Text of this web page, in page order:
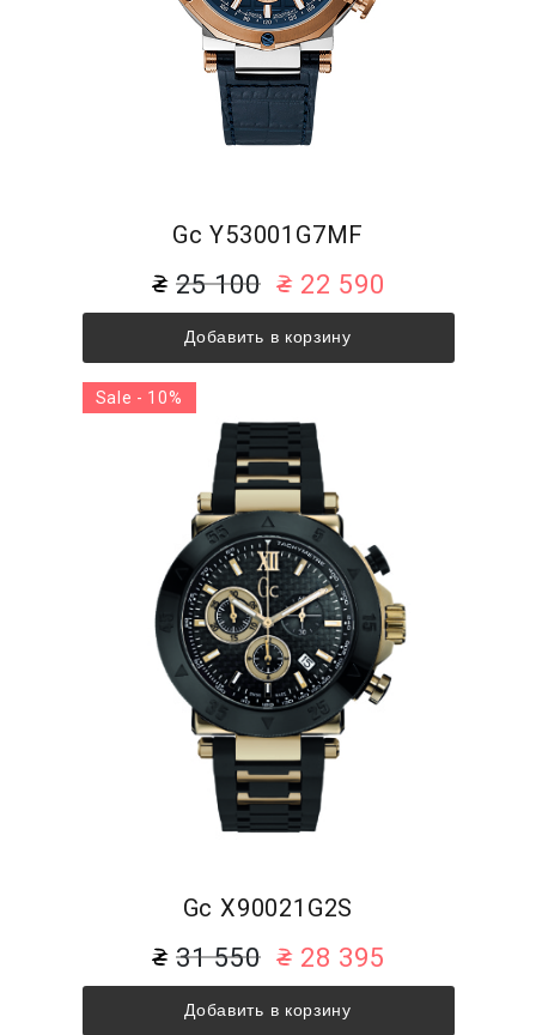
Gc Y53001G7MF
25 100 22 590
Добавить в корзину
Gc X90021G2S
31 550 28 395
Добавить в корзину
Sale - 10%